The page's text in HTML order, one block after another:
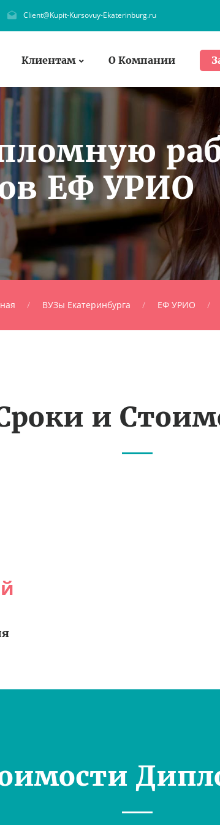
Client@Kupit-Kursovuy-Ekaterinburg.ru
Клиентам О Компании
ЕФ УРИО
ВУЗы Екатеринбурга ЕФ УРИО
и